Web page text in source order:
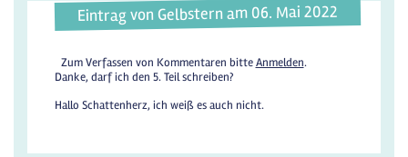
Eintrag von Gelbstern am 06. Mai 2022
Zum Verfassen von Kommentaren bitteAnmelden.
Danke, darf ich den 5. Teil schreiben?
Hallo Schattenherz, ich weiß es auch nicht.